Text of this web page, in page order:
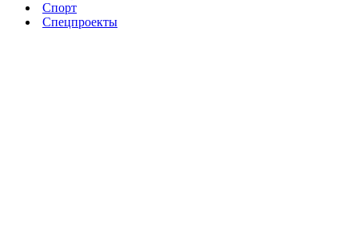
Спорт
Спецпроекты